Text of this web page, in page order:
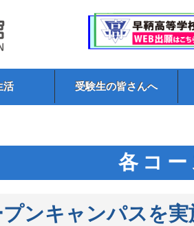
活 受験生の皆さんへ
各コー
ンキャンパスを